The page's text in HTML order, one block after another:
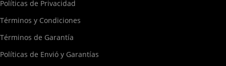
Políticas de Privacidad
Términos y Condiciones
Términos de Garantía
Políticas de Envió y Garantías